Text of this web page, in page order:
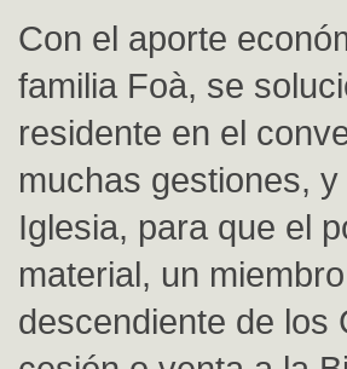
Con el aporte
familia Foà, se
residente en el
muchas gestiones,
Iglesia, para que el
material, un
descendiente de los